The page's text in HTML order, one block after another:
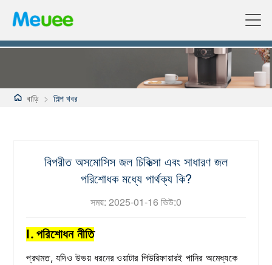
বাড়ি > শিল্প খবর
বিপরীত অসমোসিস জল চিকিত্সা এবং সাধারণ জল
পরিশোধক মধ্যে পার্থক্য কি?
সময়: 2025-01-16 ভিউ:0
I. পরিশোধন নীতি
প্রথমত, যদিও উভয় ধরনের ওয়াটার পিউরিফায়ারই পানির অমেধ্যকে